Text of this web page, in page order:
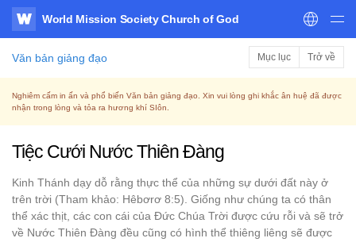
WATV
World Mission Society Church of God
Văn bản giảng đạo Mục lục Trở về
Nghiêm cấm in ấn và phổ biến Văn bản giảng đạo. Xin vui lòng ghi khắc ân huệ đã được
nhận trong lòng và tỏa ra hương khí SIôn.
Tiệc Cưới Nước Thiên Đàng
Kinh Thánh dạy dỗ rằng thực thể của những sự dưới đất này ở
trên trời (Tham khảo: Hêbơrơ 8:5). Giống như chúng ta có thân
thể xác thịt, các con cái của Đức Chúa Trời được cứu rỗi và sẽ trở
về Nước Thiên Đàng đều cũng có hình thể thiêng liêng sẽ được